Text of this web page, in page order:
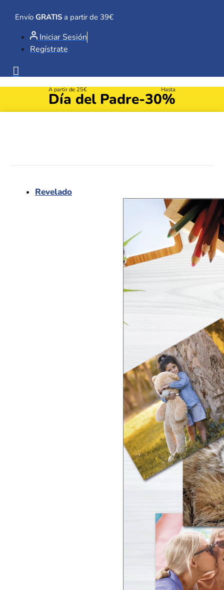
contenido
Envío GRATIS a partir de 39€
Iniciar Sesión
Regístrate
A partir de 25€
Día del Padre
Hasta
-30%
Revelado